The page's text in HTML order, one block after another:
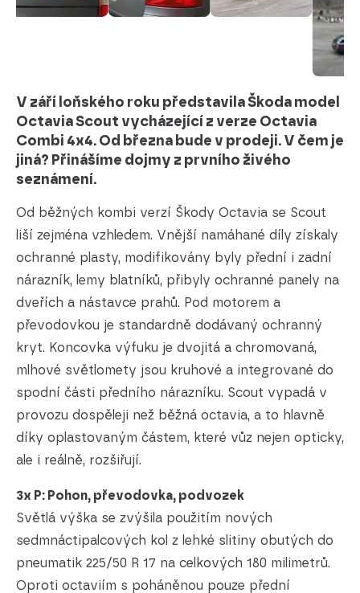
V září loňského roku představila Škoda model
Octavia Scout vycházející z verze Octavia
Combi 4x4. Od března bude v prodeji. V čem je
jiná? Přinášíme dojmy z prvního živého
seznámení.
Od běžných kombi verzí Škody Octavia se Scout
liší zejména vzhledem. Vnější namáhané díly získaly
ochranné plasty, modifikovány byly přední i zadní
nárazník, lemy blatníků, přibyly ochranné panely na
dveřích a nástavce prahů. Pod motorem a
převodovkou je standardně dodávaný ochranný
kryt. Koncovka výfuku je dvojitá a chromovaná,
mlhové světlomety jsou kruhové a integrované do
spodní části předního nárazníku. Scout vypadá v
provozu dospěleji než běžná octavia, a to hlavně
díky oplastovaným částem, které vůz nejen opticky,
ale i reálně, rozšiřují.
3x P: Pohon, převodovka, podvozek
Světlá výška se zvýšila použitím nových
sedmnáctipalcových kol z lehké slitiny obutých do
pneumatik 225/50 R 17 na celkových 180 milimetrů.
Oproti octaviím s poháněnou pouze přední